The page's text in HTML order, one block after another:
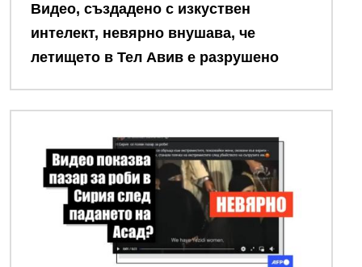
Видео, създадено с изкуствен
интелект, невярно внушава, че
летището в Тел Авив е разрушено